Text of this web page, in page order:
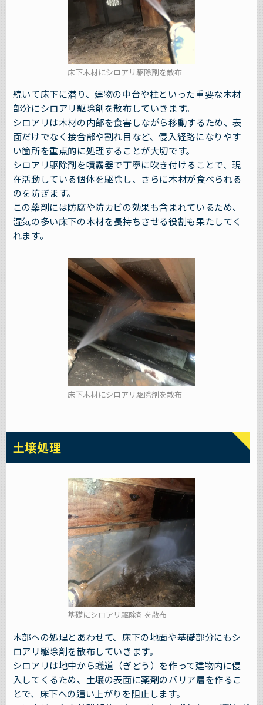
床下木材にシロアリ駆除剤を散布
続いて床下に潜り、建物の中台や柱といった重要な木材
部分にシロアリ駆除剤を散布していきます。
シロアリは木材の内部を食害しながら移動するため、表
面だけでなく接合部や割れ目など、侵入経路になりやす
い箇所を重点的に処理することが大切です。
シロアリ駆除剤を噴霧器で丁寧に吹き付けることで、現
在活動している個体を駆除し、さらに木材が食べられる
のを防ぎます。
この薬剤には防腐や防カビの効果も含まれているため、
湿気の多い床下の木材を長持ちさせる役割も果たしてく
れます。
床下木材にシロアリ駆除剤を散布
土壌処理
基礎にシロアリ駆除剤を散布
木部への処理とあわせて、床下の地面や基礎部分にもシ
ロアリ駆除剤を散布していきます。
シロアリは地中から蟻道（ぎどう）を作って建物内に侵
入してくるため、土壌の表面に薬剤のバリア層を作るこ
とで、床下への這い上がりを阻止します。